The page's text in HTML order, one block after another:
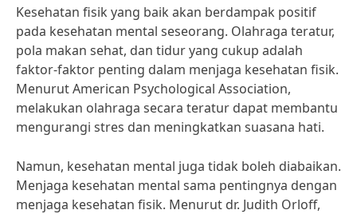
Kesehatan fisik yang baik akan berdampak positif
pada kesehatan mental seseorang. Olahraga teratur,
pola makan sehat, dan tidur yang cukup adalah
faktor-faktor penting dalam menjaga kesehatan fisik.
Menurut American Psychological Association,
melakukan olahraga secara teratur dapat membantu
mengurangi stres dan meningkatkan suasana hati.
Namun, kesehatan mental juga tidak boleh diabaikan.
Menjaga kesehatan mental sama pentingnya dengan
menjaga kesehatan fisik. Menurut dr. Judith Orloff,